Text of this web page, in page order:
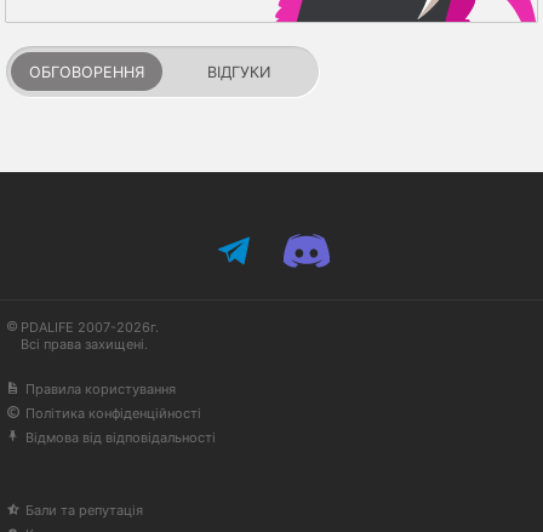
ОБГОВОРЕННЯ ВІДГУКИ
PDALIFE 2007-2026г.
Всі права захищені.
Правила користування
Політика конфіденційності
Відмова від відповідальності
Бали та репутація